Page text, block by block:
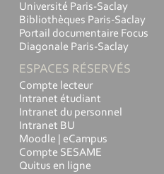
Université Paris-Saclay
Bibliothèques Paris-Saclay
Portail documentaire Focus
Diagonale Paris-Saclay
ESPACES RÉSERVÉS
Compte lecteur
Intranet étudiant
Intranet du personnel
Intranet BU
Moodle | eCampus
Compte SESAME
Quitus en ligne